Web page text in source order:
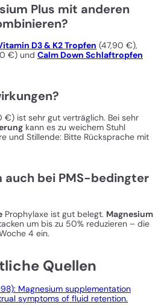
Plus mit anderen
D3 & K2 Tropfen (47,90 €),
€) und Calm Down Schlaftropfen
€) ist sehr gut verträglich. Bei sehr
kann es zu weichem Stuhl
und Stillende: Bitte Rücksprache mit
auch bei PMS-bedingter
Prophylaxe ist gut belegt. Magnesium
um bis zu 50% reduzieren – die
4 ein.
Quellen
Magnesium supplementation
symptoms of fluid retention.